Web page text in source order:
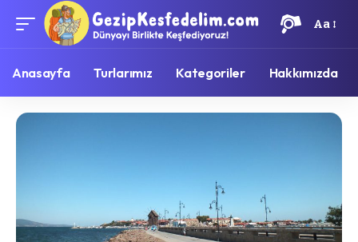
Aa
Anasayfa Turlarımız Kategoriler Hakkımızda